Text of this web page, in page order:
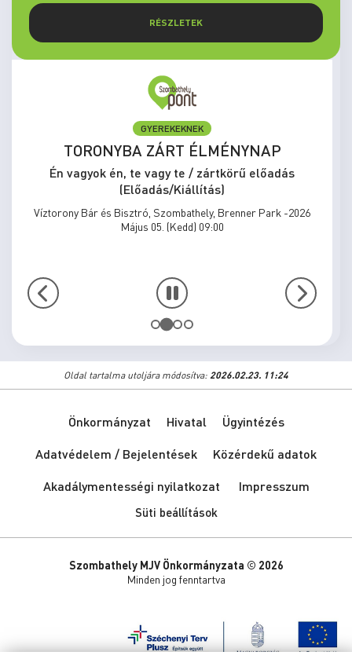
RÉSZLETEK
előadás
Brenner Park -2026
MEGÁLLNI TILOS,
KÖTELEZŐ
Én vagyok én, te vagy te /
(Előadás/
Víztorony Bár és Bisztró,
Oldal tartalma utoljára módosítva: 2026.02.23. 11:24
Önkormányzat Hivatal
Ügyintézés
Adatvédelem / Bejelentések
Közérdekű adatok
Akadálymentességi nyilatkozat
Impresszum
Süti beállítások
Szombathely MJV Önkormányzata © 2026
Minden jog fenntartva